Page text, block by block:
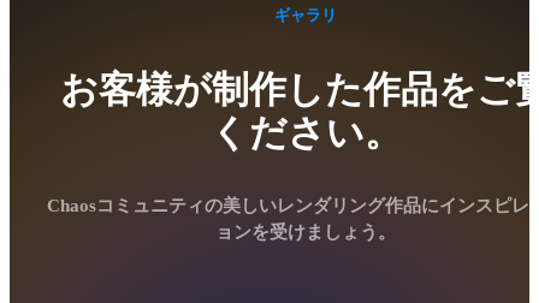
お客様が制作した作品をご
ください。
ギャラリ
Chaosコミュニティの美しいレンダリング作品にインスピレ
ョンを受けましょう。